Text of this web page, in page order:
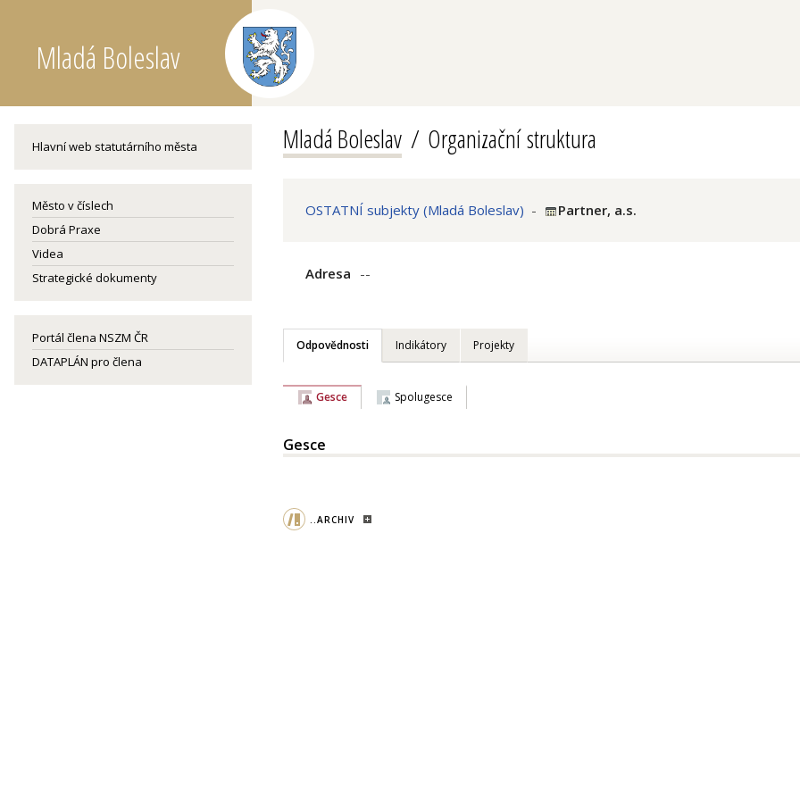
Mladá Boleslav
Hlavní web statutárního města
Město v číslech
Dobrá Praxe
Videa
Strategické dokumenty
Portál člena NSZM ČR
DATAPLÁN pro člena
Mladá Boleslav Organizační struktura
OSTATNÍ subjekty (Mladá Boleslav) - Partner, a.s.
Adresa --
Odpovědnosti Indikátory Projekty
Gesce Spolugesce
Gesce
..ARCHIV